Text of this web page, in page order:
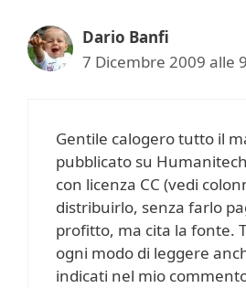
Dario Banfi
7 Dicembre 2009 alle
Gentile calogero tutto il
pubblicato su
con licenza CC (vedi
distribuirlo, senza farlo
profitto, ma cita la fonte.
ogni modo di leggere
indicati nel mio